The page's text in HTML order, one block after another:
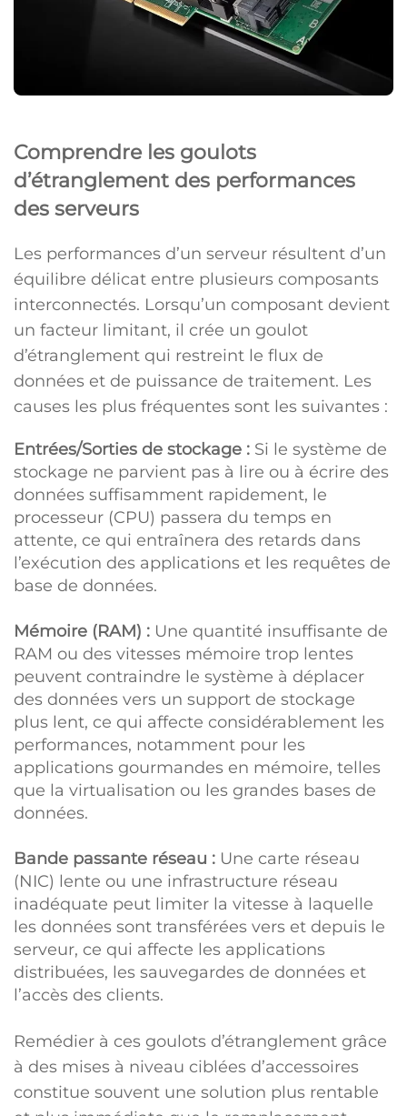
Comprendre les goulots
d’étranglement des performances
des serveurs
Les performances d’un serveur résultent d’un
équilibre délicat entre plusieurs composants
interconnectés. Lorsqu’un composant devient
un facteur limitant, il crée un goulot
d’étranglement qui restreint le flux de
données et de puissance de traitement. Les
causes les plus fréquentes sont les suivantes :
Entrées/Sorties de stockage : Si le système de
stockage ne parvient pas à lire ou à écrire des
données suffisamment rapidement, le
processeur (CPU) passera du temps en
attente, ce qui entraînera des retards dans
l’exécution des applications et les requêtes de
base de données.
Mémoire (RAM) : Une quantité insuffisante de
RAM ou des vitesses mémoire trop lentes
peuvent contraindre le système à déplacer
des données vers un support de stockage
plus lent, ce qui affecte considérablement les
performances, notamment pour les
applications gourmandes en mémoire, telles
que la virtualisation ou les grandes bases de
données.
Bande passante réseau : Une carte réseau
(NIC) lente ou une infrastructure réseau
inadéquate peut limiter la vitesse à laquelle
les données sont transférées vers et depuis le
serveur, ce qui affecte les applications
distribuées, les sauvegardes de données et
l’accès des clients.
Remédier à ces goulots d’étranglement grâce
à des mises à niveau ciblées d’accessoires
constitue souvent une solution plus rentable